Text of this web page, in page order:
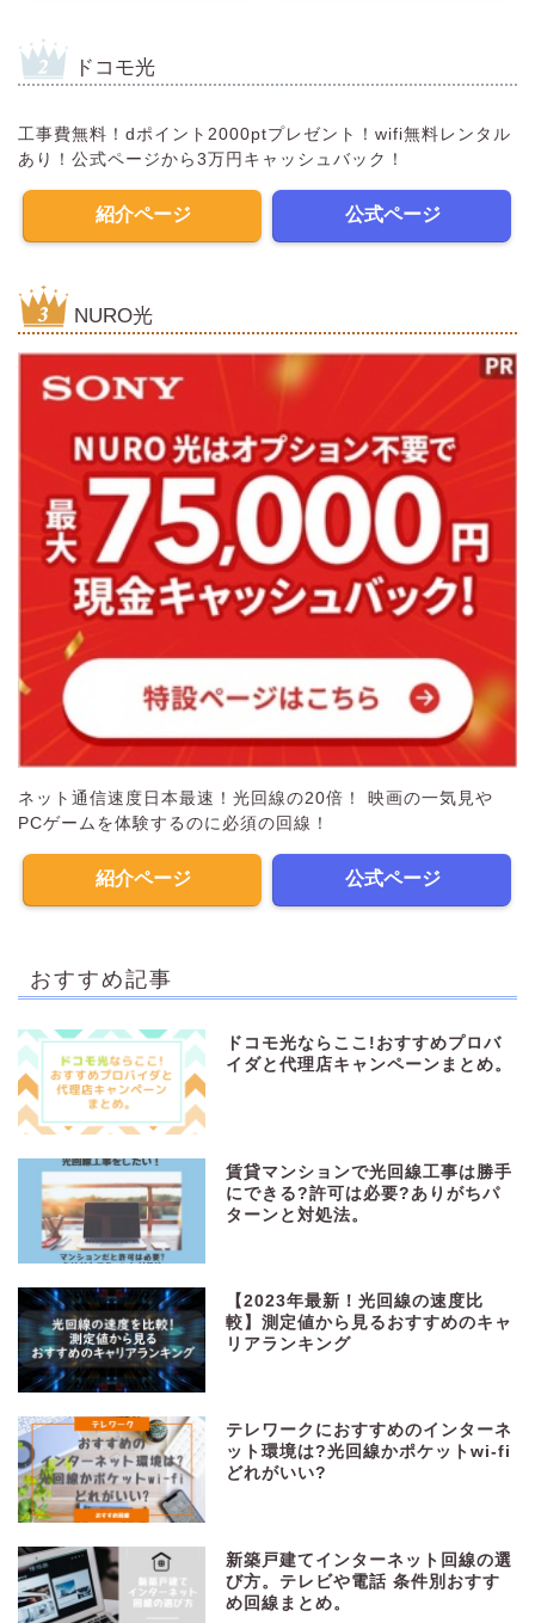
ドコモ光
工事費無料！dポイント2000ptプレゼント！wifi無料レンタル
あり！公式ページから3万円キャッシュバック！
紹介ページ 公式ページ
NURO光
ネット通信速度日本最速！光回線の20倍！ 映画の一気見や
PCゲームを体験するのに必須の回線！
紹介ページ 公式ページ
おすすめ記事
ドコモ光ならここ!おすすめプロバ
イダと代理店キャンペーンまとめ。
賃貸マンションで光回線工事は勝手
にできる?許可は必要?ありがちパ
ターンと対処法。
【2023年最新！光回線の速度比
較】測定値から見るおすすめのキャ
リアランキング
テレワークにおすすめのインターネ
ット環境は?光回線かポケットwi-fi
どれがいい?
新築戸建てインターネット回線の選
び方。テレビや電話 条件別おすす
め回線まとめ。